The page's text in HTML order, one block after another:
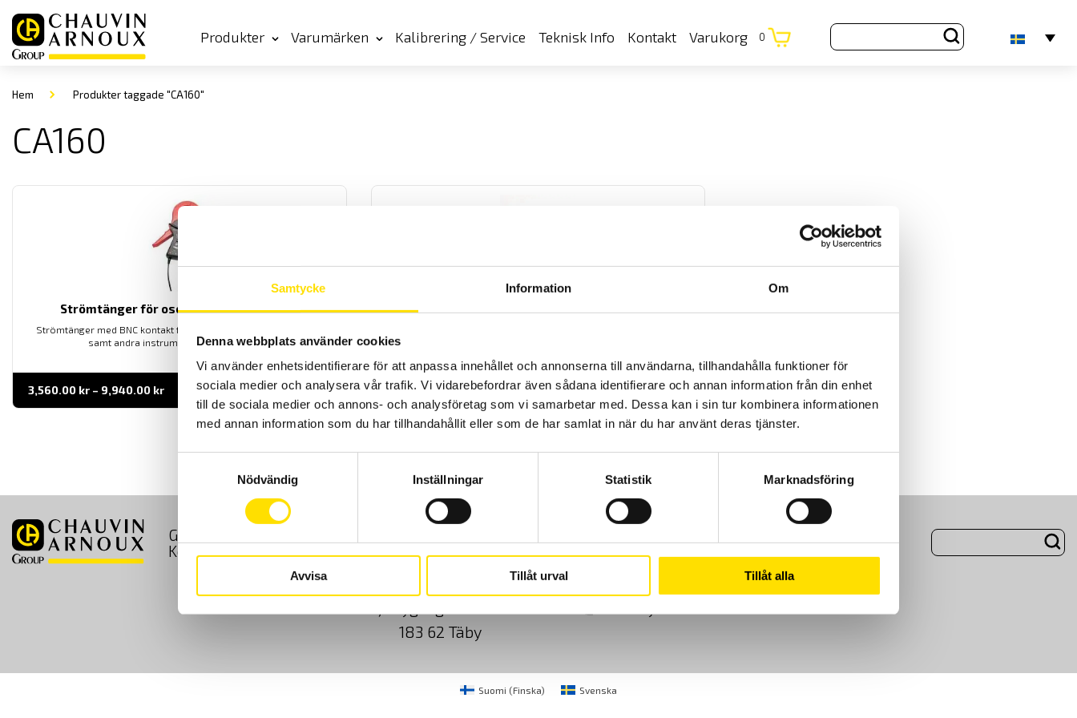
Samtycke Information Om
Denna webbplats använder cookies
Vi använder enhetsidentifierare för att anpassa innehållet och annonserna till användarna, tillhandahålla funktioner för
sociala medier och analysera vår trafik. Vi vidarebefordrar även sådana identifierare och annan information från din enhet
till de sociala medier och annons- och analysföretag som vi samarbetar med. Dessa kan i sin tur kombinera informationen
med annan information som du har tillhandahållit eller som de har samlat in när du har använt deras tjänster.
Nödvändig
Inställningar Statistik Marknadsföring
Avvisa Tillåt urval Tillåt alla
Produkter Varumärken Kalibrering / Service Teknisk Info Kontakt Varukorg 0
Hem Produkter taggade "CA160"
CA160
Strömtänger för oscilloskop AC med BNC
Strömtänger med BNC kontakt för inkopppling till oscillosokop
samt andra instrument med BNC ingång.
3,560.00 kr – 9,940.00 krPrisintervall:
3,560.00 kr
till
9,940.00 kr
LÄS MER
utformade samt med hög säkerhet och prestanda. Från 1 mA... 1000
4,895.00kr–8,580.00kr Prisintervall:
4,895.00 kr
till
8,580.00 kr
LÄS MER
GDPR
Kontakt
183 62 Täby
08-50 52 68 00
Suomi (Finska) Svenska